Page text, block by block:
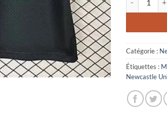
Catégorie :
Étiquettes :
Newcastle